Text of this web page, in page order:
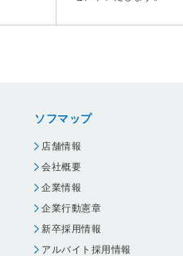
ソフマップ
店舗情報
会社概要
企業情報
企業行動憲章
新卒採用情報
アルバイト採用情報